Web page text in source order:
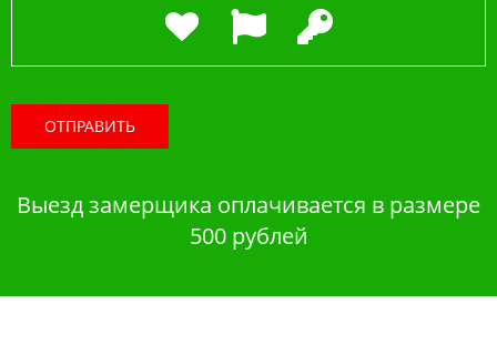
ОТПРАВИТЬ
Выезд замерщика оплачивается в размере
500 рублей